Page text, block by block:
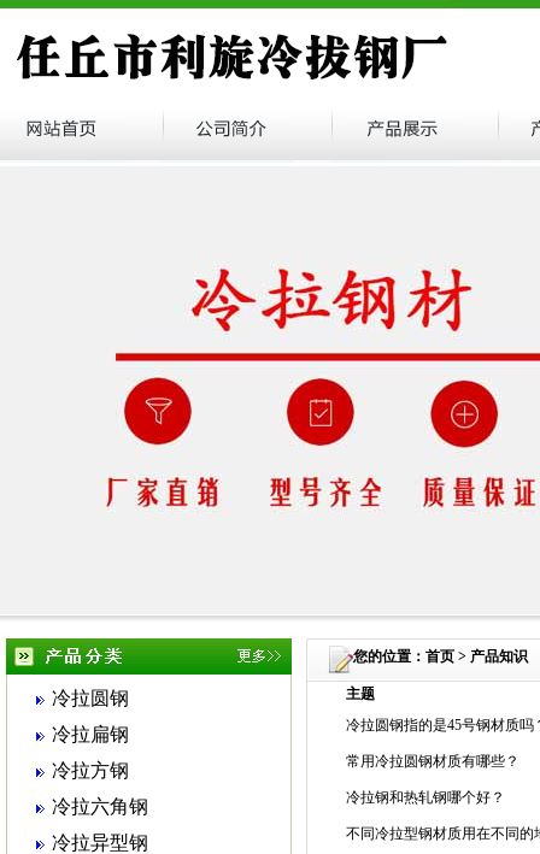
冷拉圆钢
冷拉扁钢
冷拉方钢
冷拉六角钢
冷拉异型钢
您的位置： 首页 > 产品知识
主题
冷拉圆钢指的是45号钢材质吗
常用冷拉圆钢材质有哪些？
冷拉钢和热轧钢哪个好？
不同冷拉型钢材质用在不同的